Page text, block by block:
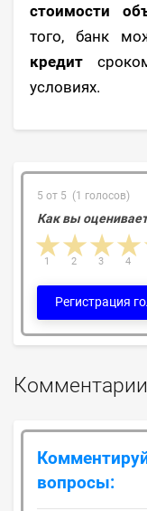
стоимости
того, банк
кредит
условиях.
5 от 5 (1 голосов)
Как вы
3
2
1 star
4
3
2
1
Регистрация
вопросы: